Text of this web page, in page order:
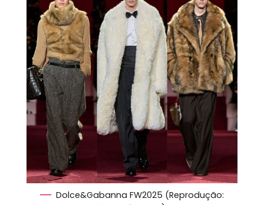
Dolce&Gabanna FW2025 (Reprodução: